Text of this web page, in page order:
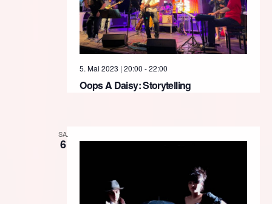
Oops A Daisy: Storytelling
5. Mai 2023 | 20:00 -22:00
SA.
6